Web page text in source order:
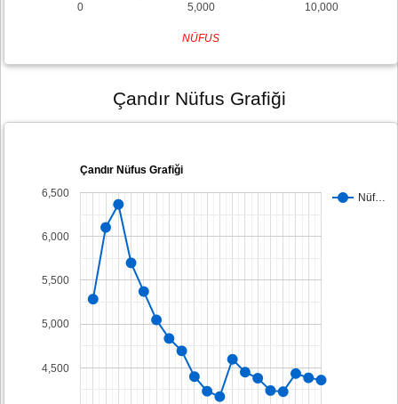
0 5,000 10,000
NÜFUS
Çandır Nüfus Grafiği
Çandır Nüfus Grafiği
Nüf…
4,500
5,000
5,500
6,000
6,500